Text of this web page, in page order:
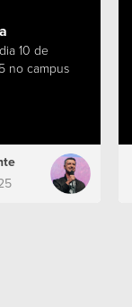
10 de
no campus